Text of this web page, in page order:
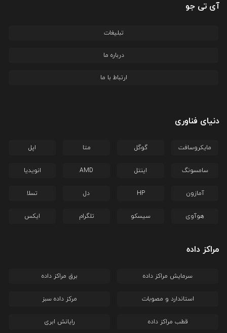
آی تی جو
تبلیغات
درباره ما
ارتباط با ما
دنیای فناوری
مایکروسافت گوگل متا اپل
سامسونگ اینتل AMD انویدیا
آمازون HP دل تسلا
هوآوی سیسکو تلگرام ایکس
مراکز داده
سرمایش مراکز داده برق مراکز داده
استاندارد و مصوبات مرکز داده سبز
قطب مراکز داده رایانش ابری